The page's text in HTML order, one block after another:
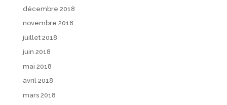
décembre 2018
novembre 2018
juillet 2018
juin 2018
mai 2018
avril 2018
mars 2018